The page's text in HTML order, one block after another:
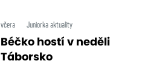
včera Juniorka aktuality
Béčko hostí v neděli
Táborsko